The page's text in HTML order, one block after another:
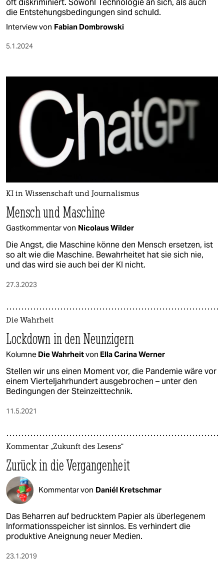
oft diskriminiert. Sowohl Technologie an sich, als auch
die Entstehungsbedingungen sind schuld.
Interview von Fabian Dombrowski
5.1.2024
KI in Wissenschaft und Journalismus
Mensch und Maschine
Gastkommentar von Nicolaus Wilder
Die Angst, die Maschine könne den Mensch ersetzen, ist
so alt wie die Maschine. Bewahrheitet hat sie sich nie,
und das wird sie auch bei der KI nicht.
27.3.2023
Die Wahrheit
Lockdown in den Neunzigern
Kolumne Die Wahrheitvon Ella Carina Werner
Stellen wir uns einen Moment vor, die Pandemie wäre vor
einem Vierteljahrhundert ausgebrochen – unter den
Bedingungen der Steinzeittechnik.
11.5.2021
Kommentar „Zukunft des Lesens“
Zurück in die Vergangenheit
Kommentar von Daniél Kretschmar
Das Beharren auf bedrucktem Papier als überlegenem
Informationsspeicher ist sinnlos. Es verhindert die
produktive Aneignung neuer Medien.
23.1.2019